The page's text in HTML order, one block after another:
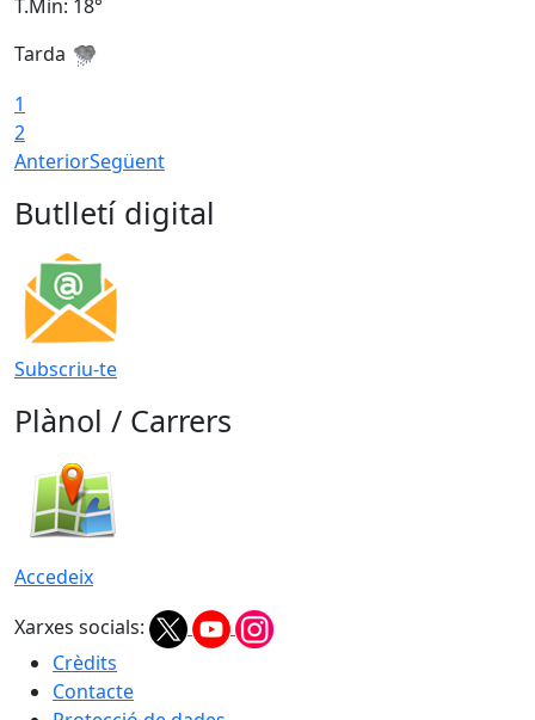
T.Min: 18°
Tarda
1
2
AnteriorSegüent
Butlletí digital
Subscriu-te
Plànol / Carrers
Accedeix
Xarxes socials:
Crèdits
Contacte